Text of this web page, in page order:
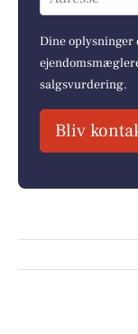
Dine oplysninger
salgsvurdering.
Bliv